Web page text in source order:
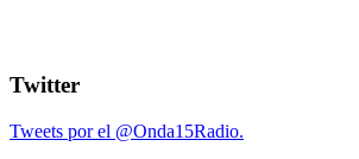
Twitter
Tweets por el @Onda15Radio.